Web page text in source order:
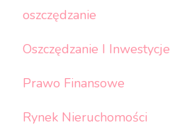
oszczędzanie
Oszczędzanie I Inwestycje
Prawo Finansowe
Rynek Nieruchomości